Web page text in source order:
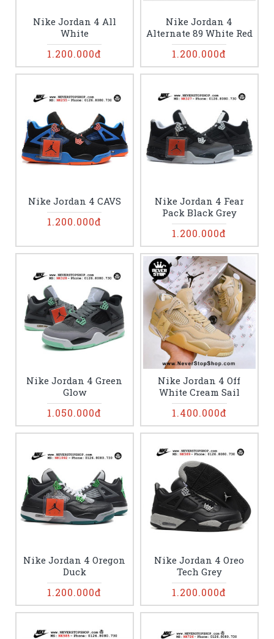
Nike Jordan 4 All
White
1.200.000đ
Nike Jordan 4
Alternate 89 White Red
1.200.000đ
Nike Jordan 4 CAVS
1.200.000đ
Nike Jordan 4 Fear
Pack Black Grey
1.200.000đ
Nike Jordan 4 Green
Glow
1.050.000đ
Nike Jordan 4 Off
White Cream Sail
1.400.000đ
Nike Jordan 4 Oregon
Duck
1.200.000đ
Nike Jordan 4 Oreo
Tech Grey
1.200.000đ